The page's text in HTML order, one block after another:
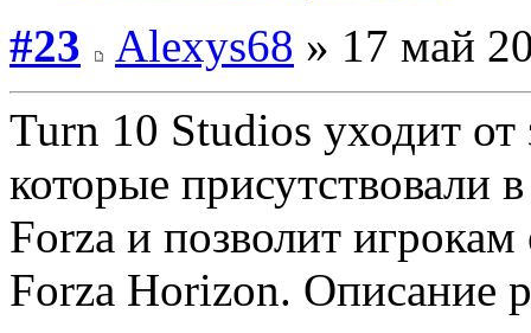
#23
Alexys68 » 17 май
Turn 10 Studios уходит
которые присутствовали
Forza и позволит
Forza Horizon. Описание